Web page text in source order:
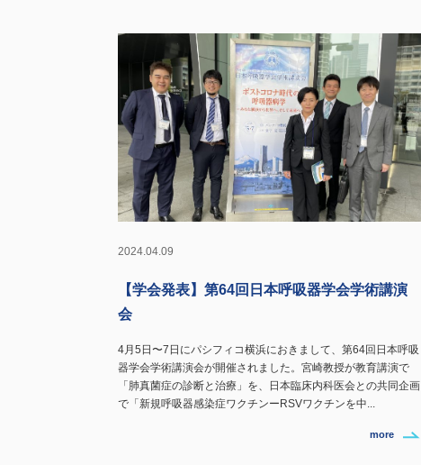
2024.04.09
【学会発表】第64回日本呼吸器学会学術講演
会
4月5日〜7日にパシフィコ横浜におきまして、第64回日本呼吸
器学会学術講演会が開催されました。宮崎教授が教育講演で
「肺真菌症の診断と治療」を、日本臨床内科医会との共同企画
で「新規呼吸器感染症ワクチンーRSVワクチンを中...
more